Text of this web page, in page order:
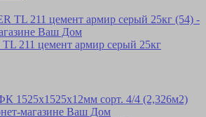
211 цемент армир серый 25кг